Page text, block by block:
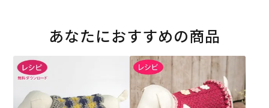
あなたにおすすめの商品